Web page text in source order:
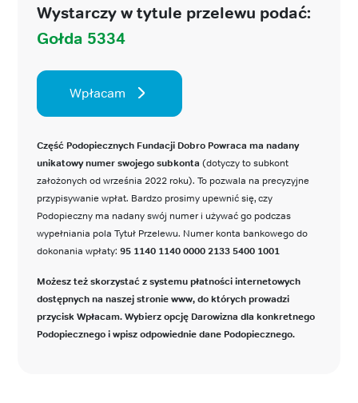
Wystarczy w tytule przelewu podać:
Gołda 5334
Wpłacam
Część Podopiecznych Fundacji Dobro Powraca ma nadany
unikatowy numer swojego subkonta (dotyczy to subkont
założonych od września 2022 roku). To pozwala na precyzyjne
przypisywanie wpłat. Bardzo prosimy upewnić się, czy
Podopieczny ma nadany swój numer i używać go podczas
wypełniania pola Tytuł Przelewu. Numer konta bankowego do
dokonania wpłaty: 95 1140 1140 0000 2133 5400 1001
Możesz też skorzystać z systemu płatności internetowych
dostępnych na naszej stronie www, do których prowadzi
przycisk Wpłacam. Wybierz opcję Darowizna dla konkretnego
Podopiecznego i wpisz odpowiednie dane Podopiecznego.